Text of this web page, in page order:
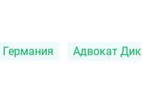
Германия Адвокат Дик